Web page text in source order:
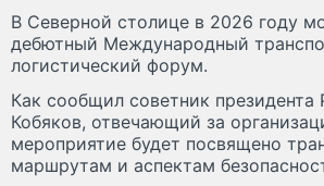
В Северной столице в 2026 году
дебютный Международный
логистический форум.
Как сообщил советник президента
Кобяков, отвечающий за
мероприятие будет посвящено
маршрутам и аспектам